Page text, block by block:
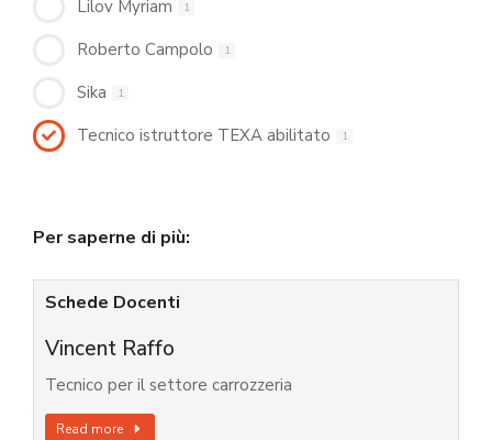
Lilov Myriam 1
Roberto Campolo 1
Sika 1
Tecnico istruttore TEXA abilitato 1
Per saperne di più:
Schede Docenti
Vincent Raffo
Tecnico per il settore carrozzeria
Read more